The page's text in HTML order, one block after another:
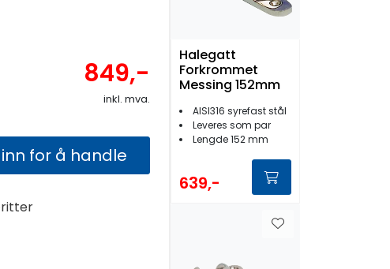
849,-
inkl. mva.
for å handle
Halegatt
Forkrommet
Messing 152mm
AISI316 syrefast stål
Leveres som par
Lengde 152 mm
639,-